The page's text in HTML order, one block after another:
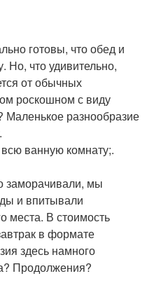
готовы, что обед и
Но, что удивительно,
от обычных
роскошном с виду
Маленькое разнообразие
ванную комнату;.
заморачивали, мы
и впитывали
места. В стоимость
в формате
здесь намного
Продолжения?